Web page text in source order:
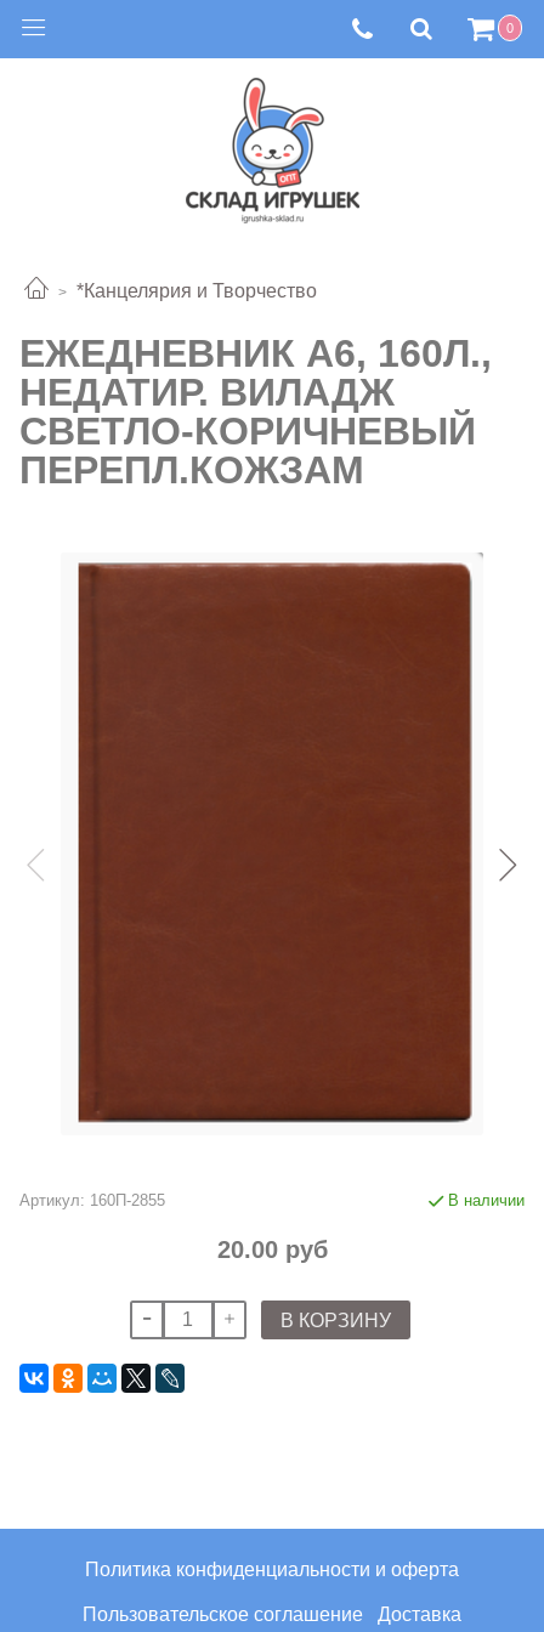
0
*Канцелярия и Творчество
ЕЖЕДНЕВНИК А6, 160Л.,
НЕДАТИР. ВИЛАДЖ
СВЕТЛО-КОРИЧНЕВЫЙ
ПЕРЕПЛ.КОЖЗАМ
Артикул: 160П-2855 В наличии
20.00 руб
В КОРЗИНУ
Политика конфиденциальности и оферта
Пользовательское соглашение Доставка